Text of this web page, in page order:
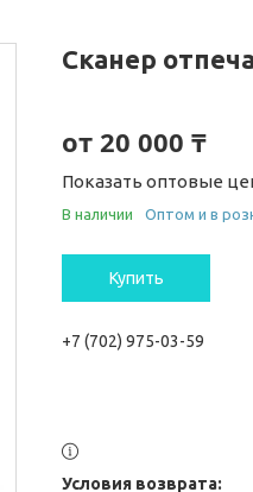
Сканер
от 20 000 ₸
Показать оптовые
В наличии Оптом и в
Купить
+7 (702) 975-03-59